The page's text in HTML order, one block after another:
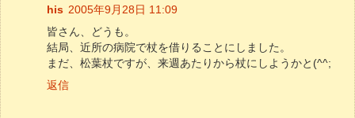
his 2005年9月28日 11:09
皆さん、どうも。
結局、近所の病院で杖を借りることにしました。
まだ、松葉杖ですが、来週あたりから杖にしようかと(^^;
返信